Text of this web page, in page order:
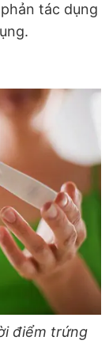
tác dụng
điểm trứng